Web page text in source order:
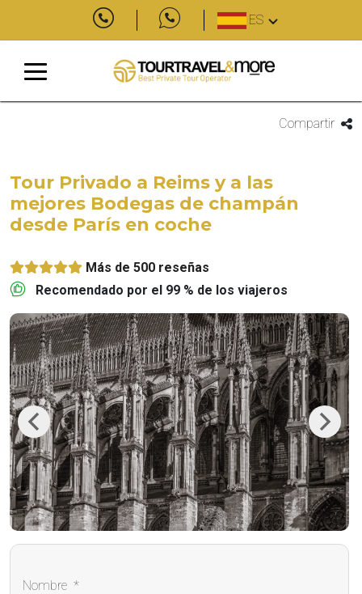
ES
Compartir
Tour Privado a Reims y a las
mejores Bodegas de champán
desde París en coche
Más de 500 reseñas
Recomendado por el 99 % de los viajeros
Previous Next
Nombre *